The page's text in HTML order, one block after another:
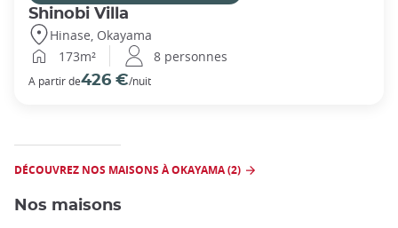
Shinobi Villa
Hinase, Okayama
173m²
8 personnes
A partir de426 €/nuit
DÉCOUVREZ NOS MAISONS À OKAYAMA (2)
Nos maisons